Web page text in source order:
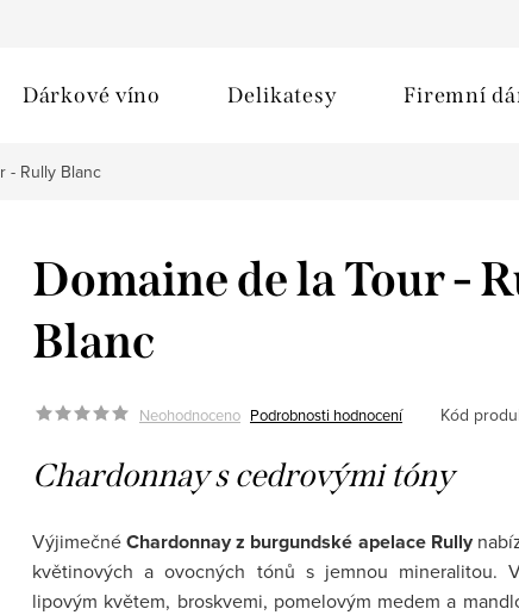
Dárkové víno Delikatesy Firemní
- Rully Blanc
Domaine de la Tour -
Blanc
Neohodnoceno Podrobnosti hodnocení Kód
Chardonnay s cedrovými tóny
VýjimečnéChardonnay z burgundské apelace Rully
květinových a ovocných tónů s jemnou mineralitou.
lipovým květem, broskvemi, pomelovým medem a